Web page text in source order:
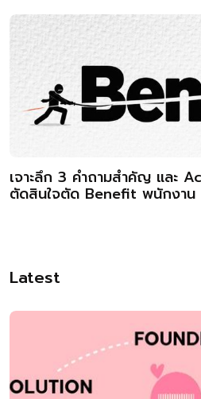
เจาะลึก 3 คำถามสำคัญ และ
ตัดสินใจตัด Benefit พนักงาน
Latest